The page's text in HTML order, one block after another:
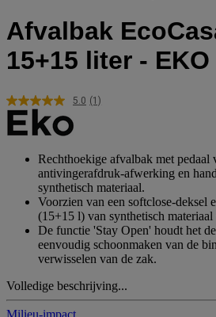
Afvalbak
15+15 liter - EKO
5.0 Lees
paginalink.
(1)
Rechthoekige afvalbak met pedaal
antivingerafdruk-afwerking en
synthetisch materiaal.
Voorzien van een softclose-deksel
(15+15 l) van synthetisch
De functie 'Stay Open' houdt het
eenvoudig schoonmaken van de
verwisselen van de zak.
Volledige beschrijving...
Milieu-impact